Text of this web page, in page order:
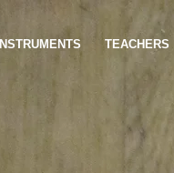
INSTRUMENTS TEACHERS